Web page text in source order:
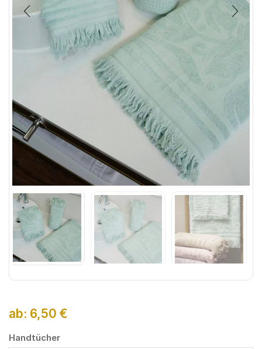
ab: 6,50 €
Handtücher